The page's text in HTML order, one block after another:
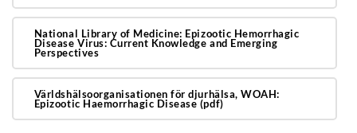
National Library of Medicine: Epizootic Hemorrhagic
Disease Virus: Current Knowledge and Emerging
Perspectives
Världshälsoorganisationen för djurhälsa, WOAH:
Epizootic Haemorrhagic Disease (pdf)